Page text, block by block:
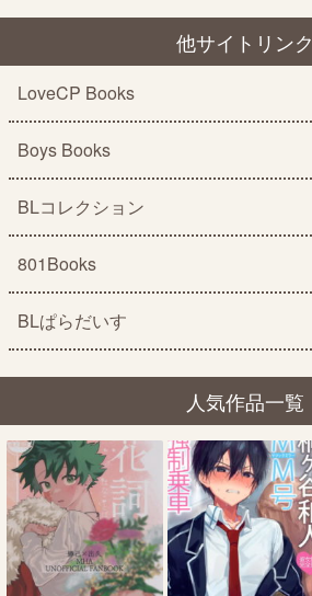
他サイトリンク
LoveCP Books
Boys Books
BLコレクション
801Books
BLぱらだいす
人気作品一覧